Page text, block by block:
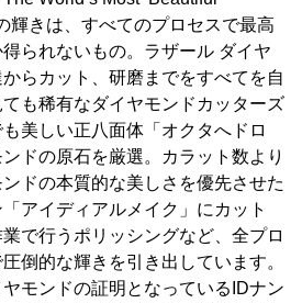
輝きは、すべてのプロセスで最高
られないもの。ラザール ダイヤ
らカット、研磨までをすべてを自
も稀有なダイヤモンドカッターズ
美しい正八面体「オクタへドロ
ドの原石を厳選。カラット数より
ドの本質的な美しさを優先させた
アイディアルメイク」にカット
で行うポリッシングなど、全プロ
倒的な輝きを引き出しています。
モンドの証明となっているIDナン